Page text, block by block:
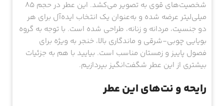
شخصیت‌های قوی به تصویر می‌کشد. این عطر در حجم ۸۵
میلی‌لیتر عرضه شده و به‌عنوان یک انتخاب ایده‌آل برای هر
دو جنسیت، مردانه و زنانه، طراحی شده است. با توجه به گروه
بویایی چوبی-شرقی و ماندگاری بالا، خنجر به ویژه برای
فصول پاییز و زمستان مناسب است. بیایید با هم به جزئیات
بیشتری از این عطر شگفت‌انگیز بپردازیم.
رایحه و نت‌های این عطر